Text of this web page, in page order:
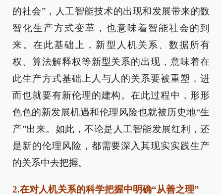
的社会”，人工智能技术的出现和发展带来的数
智化生产方式变革，也意味着智能社会的到
来。在此基础上，新型人机关系、数据所有
权、算法解释权等新型关系的出现，意味着在
此生产方式基础上人与人的关系要被重塑，进
而也就要有新伦理的建构。在此过程中，形形
色色的新发展机遇和伦理风险也就被历史地“生
产”出来。如此，不论是人工智能发展红利，还
是新的伦理风险，都需要深入其现实实践生产
的关系中去把握。
2.在对人机关系的科学把握中明确“从善之理”